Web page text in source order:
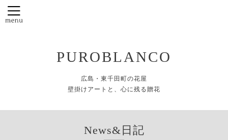
PUROBLANCO
広島・東千田町の花屋
壁掛けアートと、心に残る贈花
News&日記